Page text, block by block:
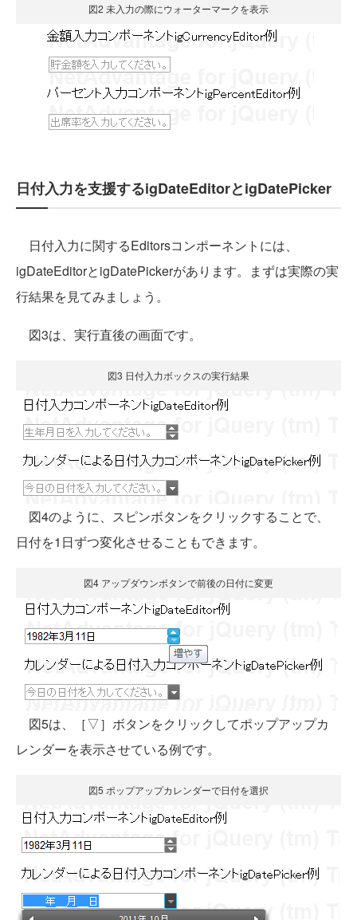
図2 未入力の際にウォーターマークを表示
日付入力を支援するigDateEditorとigDatePicker
日付入力に関するEditorsコンポーネントには、
igDateEditorとigDatePickerがあります。まずは実際の実
行結果を見てみましょう。
図3は、実行直後の画面です。
図3 日付入力ボックスの実行結果
図4のように、スピンボタンをクリックすることで、
日付を1日ずつ変化させることもできます。
図4 アップダウンボタンで前後の日付に変更
図5は、［▽］ボタンをクリックしてポップアップカ
レンダーを表示させている例です。
図5 ポップアップカレンダーで日付を選択